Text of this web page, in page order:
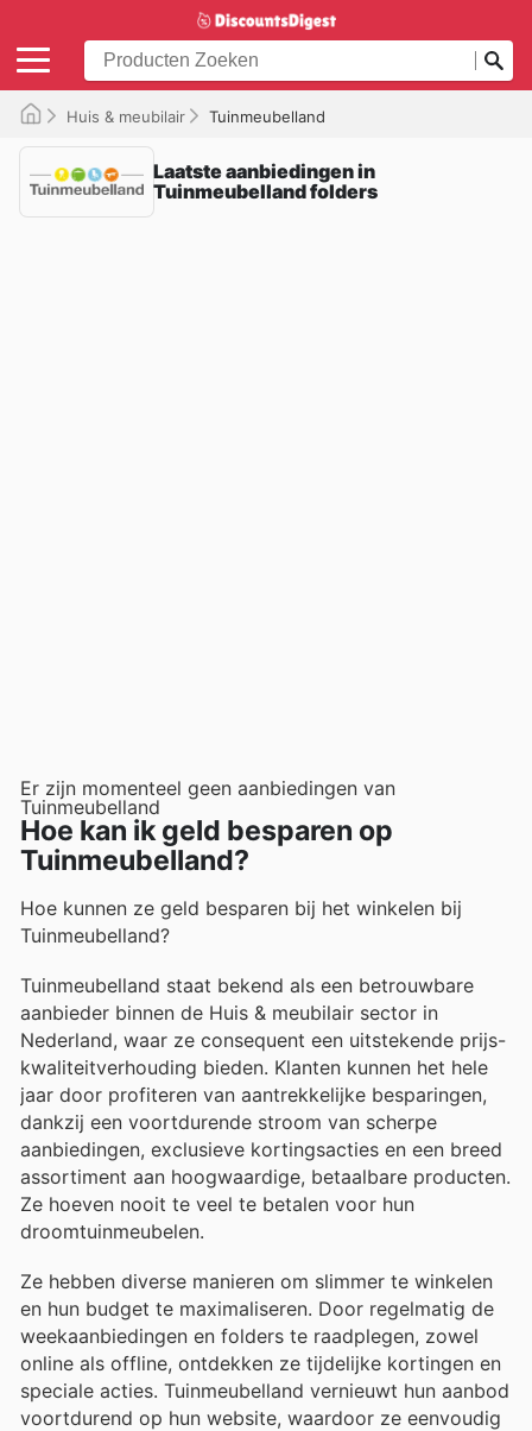
Huis & meubilair Tuinmeubelland
Laatste aanbiedingen in
Tuinmeubelland folders
Er zijn momenteel geen aanbiedingen van
Tuinmeubelland
Hoe kan ik geld besparen op
Tuinmeubelland?
Hoe kunnen ze geld besparen bij het winkelen bij
Tuinmeubelland?
Tuinmeubelland staat bekend als een betrouwbare
aanbieder binnen de Huis & meubilair sector in
Nederland, waar ze consequent een uitstekende prijs-
kwaliteitverhouding bieden. Klanten kunnen het hele
jaar door profiteren van aantrekkelijke besparingen,
dankzij een voortdurende stroom van scherpe
aanbiedingen, exclusieve kortingsacties en een breed
assortiment aan hoogwaardige, betaalbare producten.
Ze hoeven nooit te veel te betalen voor hun
droomtuinmeubelen.
Ze hebben diverse manieren om slimmer te winkelen
en hun budget te maximaliseren. Door regelmatig de
weekaanbiedingen en folders te raadplegen, zowel
online als offline, ontdekken ze tijdelijke kortingen en
speciale acties. Tuinmeubelland vernieuwt hun aanbod
voortdurend op hun website, waardoor ze eenvoudig